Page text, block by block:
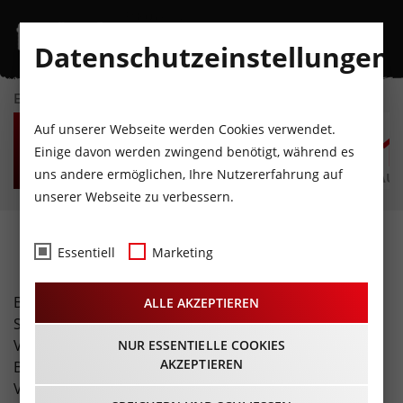
EVENTKALENDER
DO
6
AUGUST
FR
7
AUGUST
SA
8
AUGUST
SO
9
AUGUST
MO
10
AUGUST
Fotos
Buchen Sie unser spezielles Freizeit-Tirol Foto-Service!
Sie erhalten eine professionelle Fotostrecke Ihrer
Veranstaltung (inklusive Übergabe hochauflösender
Bilder und Bildrechte). Zusätzlich erreicht Ihre
Veranstaltung über unsere Seite eine enorme
Datenschutzeinstellungen
Auf unserer Webseite werden Cookies verwendet.
Einige davon werden zwingend benötigt, während es
uns andere ermöglichen, Ihre Nutzererfahrung auf
unserer Webseite zu verbessern.
Essentiell Marketing
ALLE AKZEPTIEREN
NUR ESSENTIELLE COOKIES
AKZEPTIEREN